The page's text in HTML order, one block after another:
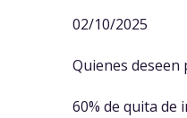
02/10/2025
Quienes deseen
60% de quita de